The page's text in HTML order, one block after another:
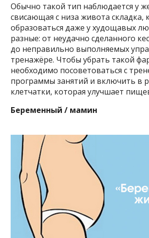
Обычно такой тип наблюдается у
свисающая с низа живота складка,
образоваться даже у худощавых
разные: от неудачно сделанного
до неправильно выполняемых
тренажёре. Чтобы убрать такой
необходимо посоветоваться с
программы занятий и включить в
клетчатки, которая улучшает
Беременный / мамин